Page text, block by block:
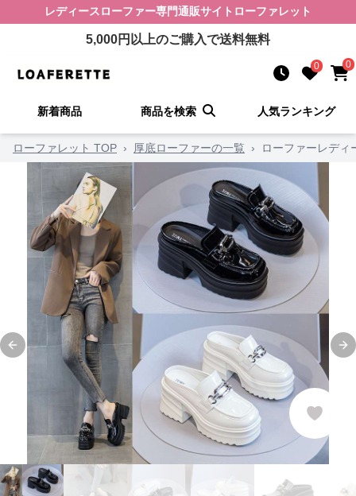
レディースローファー専門通販サイト ローファレット
5,000円以上のご購入で送料無料
0 0
新着商品 商品を検索 人気ランキング
ローファレット TOP › 厚底ローファーの一覧 › ローファーレディ
Previous slide